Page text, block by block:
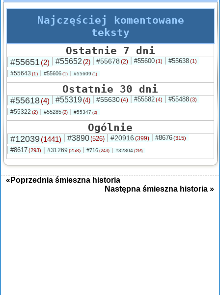
Najczęściej komentowane
teksty
Ostatnie 7 dni
#55651 (2) #55652 (2) #55678 (2) #55600(1) #55638(1)
#55643 (1) #55606 (1) #55609 (1)
Ostatnie 30 dni
#55618(4) #55319(4) #55630(4) #55582(4) #55488(3)
#55322 (2) #55285 (2) #55347 (2)
Ogólnie
#12039(1441) #3890(526) #20916 (399) #8676(315)
#8617(293) #31269 (258) #716 (243) #32804 (216)
«Poprzednia śmieszna historia
Następna śmieszna historia »